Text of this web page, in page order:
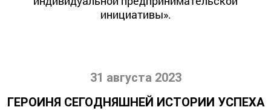
инициативы».
31 августа 2023
ГЕРОИНЯ СЕГОДНЯШНЕЙ ИСТОРИИ УСПЕХА